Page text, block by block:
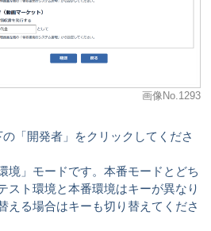
画像No.1293
「開発者」をクリックしてくださ
境」モードです。本番モードとどち
スト環境と本番環境はキーが異なり
える場合はキーも切り替えてくださ